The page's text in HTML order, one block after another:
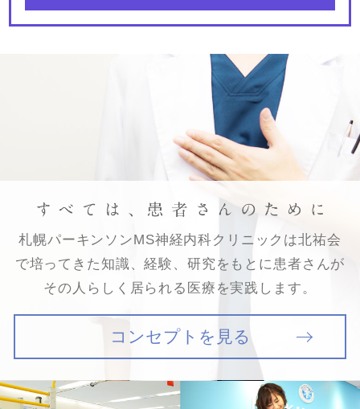
札幌パーキンソンMS神経内科クリニックは北祐会
で培ってきた知識、経験、研究をもとに患者さんが
その人らしく居られる医療を実践します。
コンセプトを見る